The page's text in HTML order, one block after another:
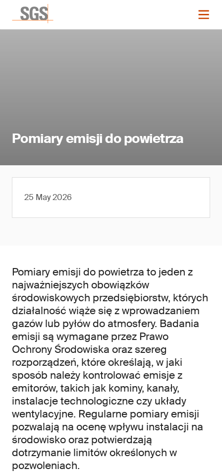
Pomiary emisji do powietrza
25 May 2026
Pomiary emisji do powietrza to jeden z
najważniejszych obowiązków
środowiskowych przedsiębiorstw, których
działalność wiąże się z wprowadzaniem
gazów lub pyłów do atmosfery. Badania
emisji są wymagane przez Prawo
Ochrony Środowiska oraz szereg
rozporządzeń, które określają, w jaki
sposób należy kontrolować emisje z
emitorów, takich jak kominy, kanały,
instalacje technologiczne czy układy
wentylacyjne. Regularne pomiary emisji
pozwalają na ocenę wpływu instalacji na
środowisko oraz potwierdzają
dotrzymanie limitów określonych w
pozwoleniach.